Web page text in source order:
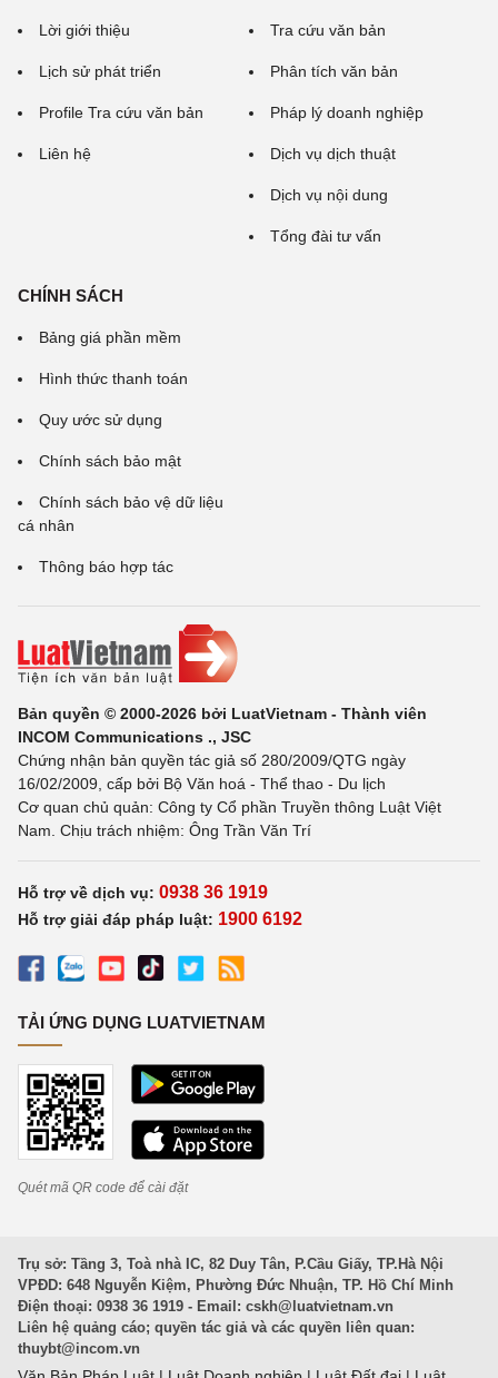
Lời giới thiệu
Lịch sử phát triển
Profile Tra cứu văn bản
Liên hệ
Tra cứu văn bản
Phân tích văn bản
Pháp lý doanh nghiệp
Dịch vụ dịch thuật
Dịch vụ nội dung
Tổng đài tư vấn
CHÍNH SÁCH
Bảng giá phần mềm
Hình thức thanh toán
Quy ước sử dụng
Chính sách bảo mật
Chính sách bảo vệ dữ liệu
cá nhân
Thông báo hợp tác
Bản quyền © 2000-2026 bởi LuatVietnam - Thành viên
INCOM Communications ., JSC
Chứng nhận bản quyền tác giả số 280/2009/QTG ngày
16/02/2009, cấp bởi Bộ Văn hoá - Thể thao - Du lịch
Cơ quan chủ quản: Công ty Cổ phần Truyền thông Luật Việt
Nam. Chịu trách nhiệm: Ông Trần Văn Trí
Hỗ trợ về dịch vụ: 0938 36 1919
Hỗ trợ giải đáp pháp luật: 1900 6192
TẢI ỨNG DỤNG LUATVIETNAM
Quét mã QR code để cài đặt
Trụ sở: Tầng 3, Toà nhà IC, 82 Duy Tân, P.Cầu Giấy, TP.Hà Nội
VPĐD: 648 Nguyễn Kiệm, Phường Đức Nhuận, TP. Hồ Chí Minh
Điện thoại: 0938 36 1919 - Email: cskh@luatvietnam.vn
Liên hệ quảng cáo; quyền tác giả và các quyền liên quan:
thuybt@incom.vn